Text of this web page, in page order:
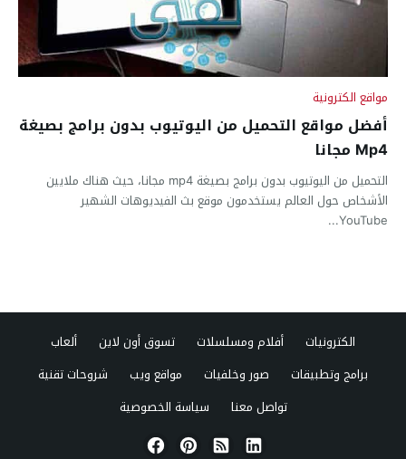
مواقع الكترونية
أفضل مواقع التحميل من اليوتيوب بدون برامج بصيغة
Mp4 مجانا
التحميل من اليوتيوب بدون برامج بصيغة mp4 مجانا، حيث هناك ملايين
الأشخاص حول العالم يستخدمون موقع بث الفيديوهات الشهير
YouTube...
الكترونيات أفلام ومسلسلات تسوق أون لاين
ألعاب
برامج وتطبيقات
صور وخلفيات مواقع ويب
شروحات تقنية
تواصل معنا
سياسة الخصوصية